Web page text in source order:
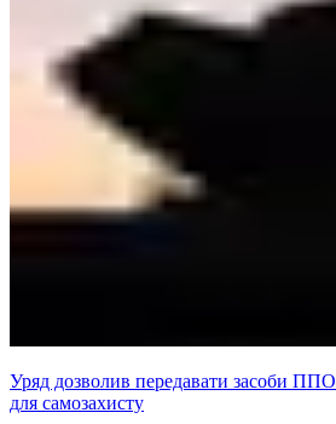
Уряд дозволив передавати засоби ППО
для самозахисту